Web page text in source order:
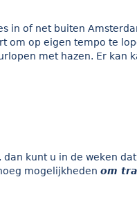
in of net buiten
om op eigen tempo te
met hazen. Er kan
kunt u in de weken
mogelijkheden om